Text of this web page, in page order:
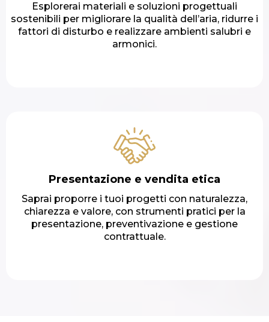
Esplorerai materiali e soluzioni progettuali
sostenibili per migliorare la qualità dell’aria, ridurre i
fattori di disturbo e realizzare ambienti salubri e
armonici.
Presentazione e vendita etica
Saprai proporre i tuoi progetti con naturalezza,
chiarezza e valore, con strumenti pratici per la
presentazione, preventivazione e gestione
contrattuale.